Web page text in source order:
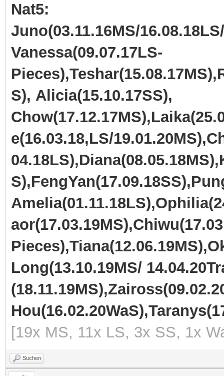
Nat5:
Juno(03.11.16MS/
Vanessa(09.07.17LS-
S), Alicia(15.10.17SS),
e(16.03.18,LS/
Long(13.10.19MS/
[19x MS, 11x LS, 3x SS, 1x
Suchen